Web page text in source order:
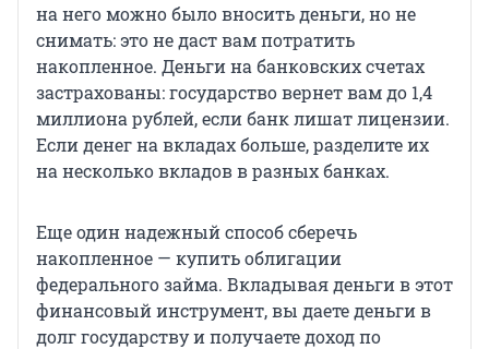
на него можно было вносить деньги, но не
снимать: это не даст вам потратить
накопленное. Деньги на банковских счетах
застрахованы: государство вернет вам до 1,4
миллиона рублей, если банк лишат лицензии.
Если денег на вкладах больше, разделите их
на несколько вкладов в разных банках.
Еще один надежный способ сберечь
накопленное — купить облигации
федерального займа. Вкладывая деньги в этот
финансовый инструмент, вы даете деньги в
долг государству и получаете доход по